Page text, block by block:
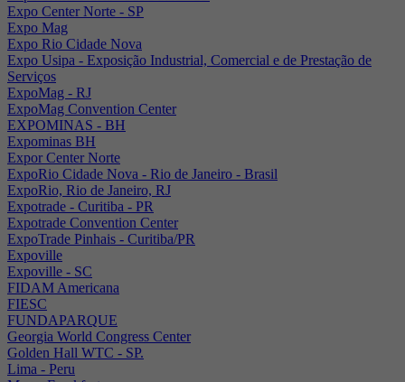
Expo Center Norte - SP
Expo Mag
Expo Rio Cidade Nova
Expo Usipa - Exposição Industrial, Comercial e de Prestação de
Serviços
ExpoMag - RJ
ExpoMag Convention Center
EXPOMINAS - BH
Expominas BH
Expor Center Norte
ExpoRio Cidade Nova - Rio de Janeiro - Brasil
ExpoRio, Rio de Janeiro, RJ
Expotrade - Curitiba - PR
Expotrade Convention Center
ExpoTrade Pinhais - Curitiba/PR
Expoville
Expoville - SC
FIDAM Americana
FIESC
FUNDAPARQUE
Georgia World Congress Center
Golden Hall WTC - SP.
Lima - Peru